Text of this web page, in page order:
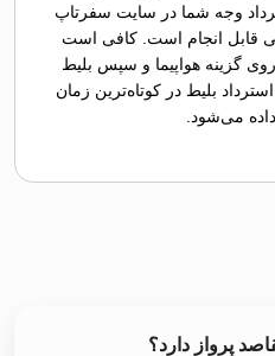
وجه شما در سایت سفرتاپ
قابل انجام است. کافی است
گزینه هواپیما و سپس بلیط
بلیط در کوتاه‌ترین زمان
می‌شود.
پرواز دارد؟